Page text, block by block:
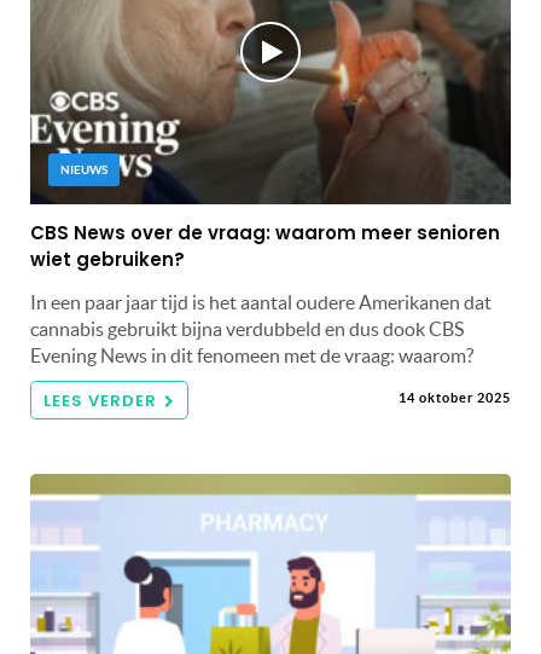
NIEUWS
CBS News over de vraag: waarom meer senioren
wiet gebruiken?
In een paar jaar tijd is het aantal oudere Amerikanen dat
cannabis gebruikt bijna verdubbeld en dus dook CBS
Evening News in dit fenomeen met de vraag: waarom?
LEES VERDER 14 oktober 2025